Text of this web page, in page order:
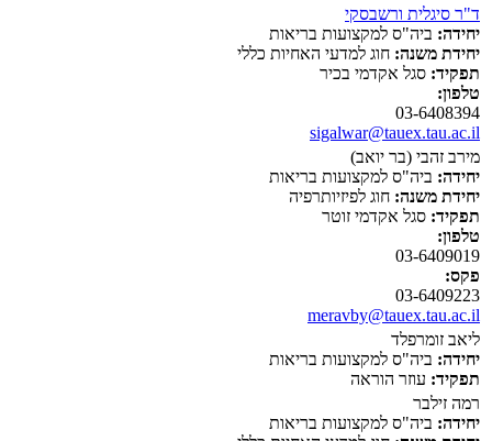
ד"ר סיגלית ורשבסקי
יחידה: ביה"ס למקצועות בריאות
יחידת משנה: חוג למדעי האחיות כללי
תפקיד: סגל אקדמי בכיר
טלפון:
03-6408394
sigalwar@tauex.tau.ac.il
מירב זהבי (בר יואב)
יחידה: ביה"ס למקצועות בריאות
יחידת משנה: חוג לפיזיותרפיה
תפקיד: סגל אקדמי זוטר
טלפון:
03-6409019
פקס:
03-6409223
meravby@tauex.tau.ac.il
ליאב זומרפלד
יחידה: ביה"ס למקצועות בריאות
תפקיד: עוזר הוראה
רמה זילבר
יחידה: ביה"ס למקצועות בריאות